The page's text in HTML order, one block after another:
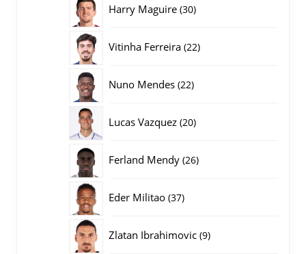
Harry Maguire 3030
Vitinha Ferreira 2222
Nuno Mendes 2222
Lucas Vazquez 2020
Ferland Mendy 2626
Eder Militao 3737
Zlatan Ibrahimovic 99